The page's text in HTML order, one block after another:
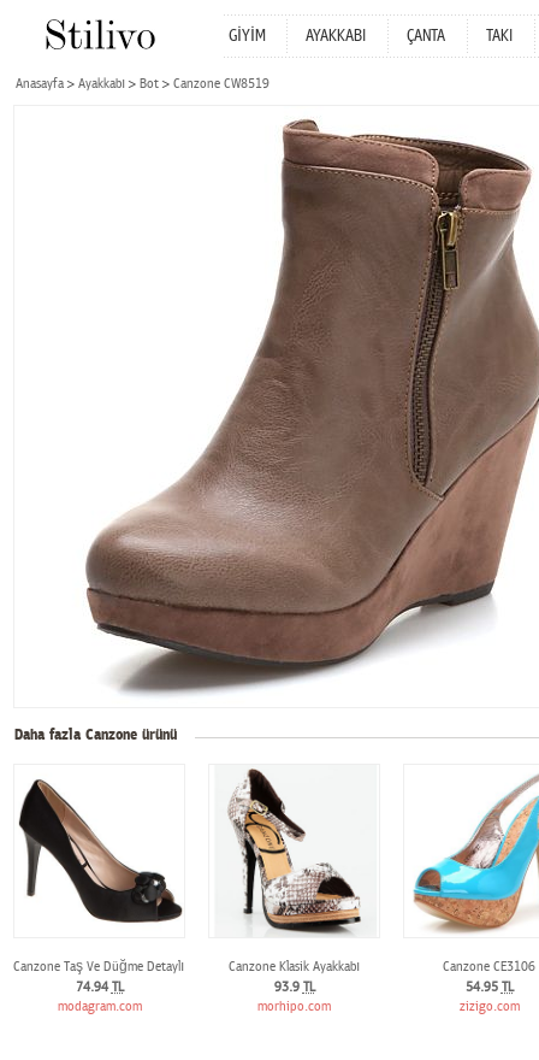
GİYİM AYAKKABI ÇANTA TAKI
Anasayfa Ayakkabı Bot Canzone CW8519
Daha fazla Canzone ürünü
Canzone Taş Ve Düğme Detaylı Ayakkabı
74.94TL
modagram.com
Canzone Klasik Ayakkabı
93.9 TL
morhipo.com
Canzone CE3106
54.95 TL
zizigo.com